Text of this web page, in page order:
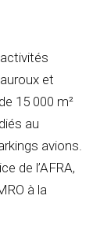
et
15 000 m²
au
avions.
de l’AFRA,
à la